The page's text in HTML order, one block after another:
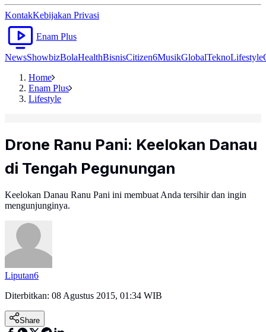
KontakKebijakan Privasi
Enam Plus
NewsShowbizBolaHealthBisnisCitizen6MusikGlobalTeknoLifestyle
Home
Enam Plus
Lifestyle
Drone Ranu Pani: Keelokan Danau
di Tengah Pegunungan
Keelokan Danau Ranu Pani ini membuat Anda tersihir dan ingin
mengunjunginya.
Liputan6
Diterbitkan: 08 Agustus 2015, 01:34 WIB
Share